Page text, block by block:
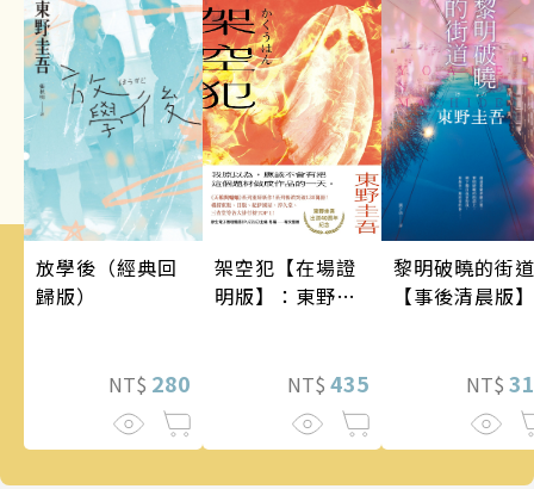
放學後（經典回
歸版）
NT$ 280
架空犯【在場證
明版】：東野圭
蝠》系列重磅新
NT$ 435
黎明破曉的街道
【事後清晨版】
NT$